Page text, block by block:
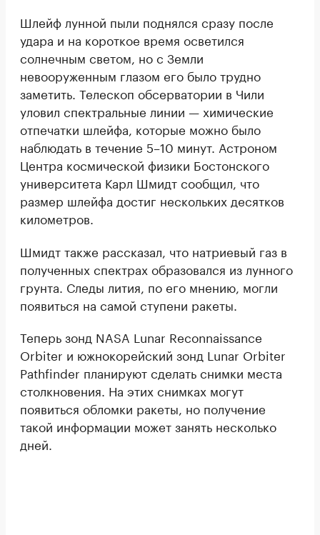
Шлейф лунной пыли поднялся сразу после
удара и на короткое время осветился
солнечным светом, но с Земли
невооруженным глазом его было трудно
заметить. Телескоп обсерватории в Чили
уловил спектральные линии — химические
отпечатки шлейфа, которые можно было
наблюдать в течение 5–10 минут. Астроном
Центра космической физики Бостонского
университета Карл Шмидт сообщил, что
размер шлейфа достиг нескольких десятков
километров.
Шмидт также рассказал, что натриевый газ в
полученных спектрах образовался из лунного
грунта. Следы лития, по его мнению, могли
появиться на самой ступени ракеты.
Теперь зонд NASA Lunar Reconnaissance
Orbiter и южнокорейский зонд Lunar Orbiter
Pathfinder планируют сделать снимки места
столкновения. На этих снимках могут
появиться обломки ракеты, но получение
такой информации может занять несколько
дней.